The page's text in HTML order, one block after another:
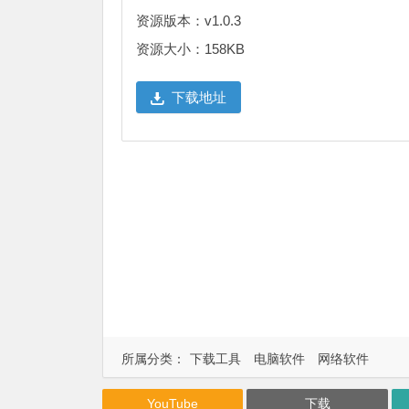
资源版本：v1.0.3
资源大小：158KB
下载地址
所属分类： 下载工具 电脑软件 网络软件
YouTube 下载